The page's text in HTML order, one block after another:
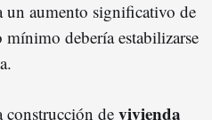
un aumento significativo de
debería estabilizarse
construcción de vivienda